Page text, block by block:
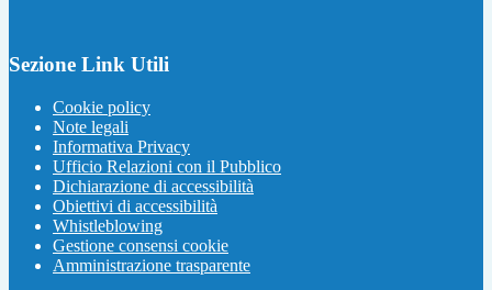
Sezione Link Utili
Cookie policy
Note legali
Informativa Privacy
Ufficio Relazioni con il Pubblico
Dichiarazione di accessibilità
Obiettivi di accessibilità
Whistleblowing
Gestione consensi cookie
Amministrazione trasparente